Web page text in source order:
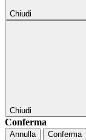
Chiudi
Chiudi
Conferma
Annulla Conferma